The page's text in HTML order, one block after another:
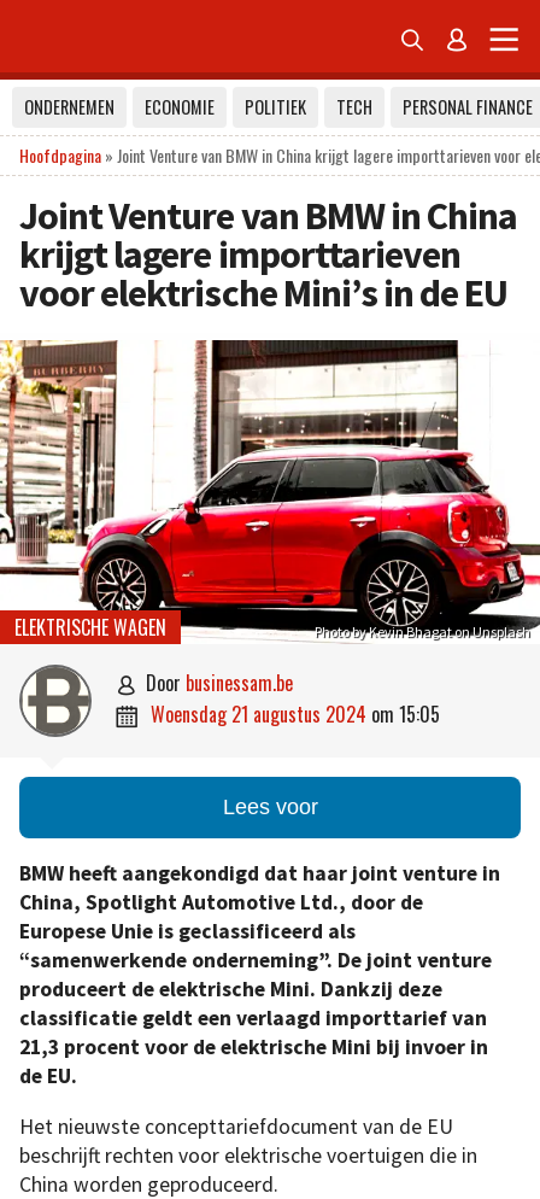
 
ONDERNEMEN ECONOMIE POLITIEK TECH
PERSONAL FINANCE
Hoofdpagina» Joint Venture van BMW in China krijgt lagere importtarieven voor
Joint Venture van BMW in China
krijgt lagere importtarieven
voor elektrische Mini’s in de EU
Photo by Kevin Bhagat on Unsplash
ELEKTRISCHE WAGEN
 door businessam.be
 woensdag 21 augustus 2024 om 15:05
Lees voor
BMW heeft aangekondigd dat haar joint venture in
China, Spotlight Automotive Ltd., door de
Europese Unie is geclassificeerd als
“samenwerkende onderneming”. De joint venture
produceert de elektrische Mini. Dankzij deze
classificatie geldt een verlaagd importtarief van
21,3 procent voor de elektrische Mini bij invoer in
de EU.
Het nieuwste concepttariefdocument van de EU
beschrijft rechten voor elektrische voertuigen die in
China worden geproduceerd.